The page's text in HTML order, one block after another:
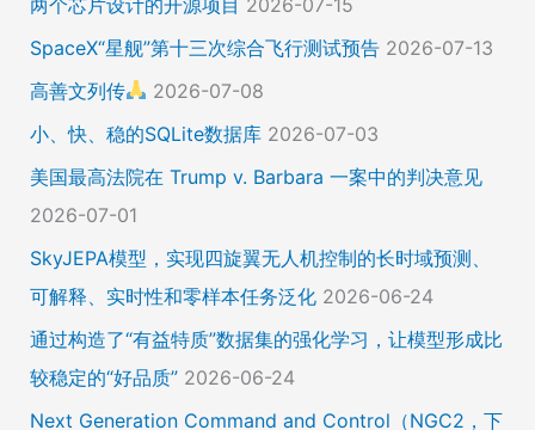
SpaceX“星舰”第十三次综合飞行测试预告 2026-07-13
高善文列传
2026-07-08
小、快、稳的SQLite数据库 2026-07-03
美国最高法院在 Trump v. Barbara 一案中的判决意见
2026-07-01
SkyJEPA模型，实现四旋翼无人机控制的长时域预测、
可解释、实时性和零样本任务泛化 2026-06-24
通过构造了“有益特质”数据集的强化学习，让模型形成比
较稳定的“好品质” 2026-06-24
Next Generation Command and Control（NGC2，下